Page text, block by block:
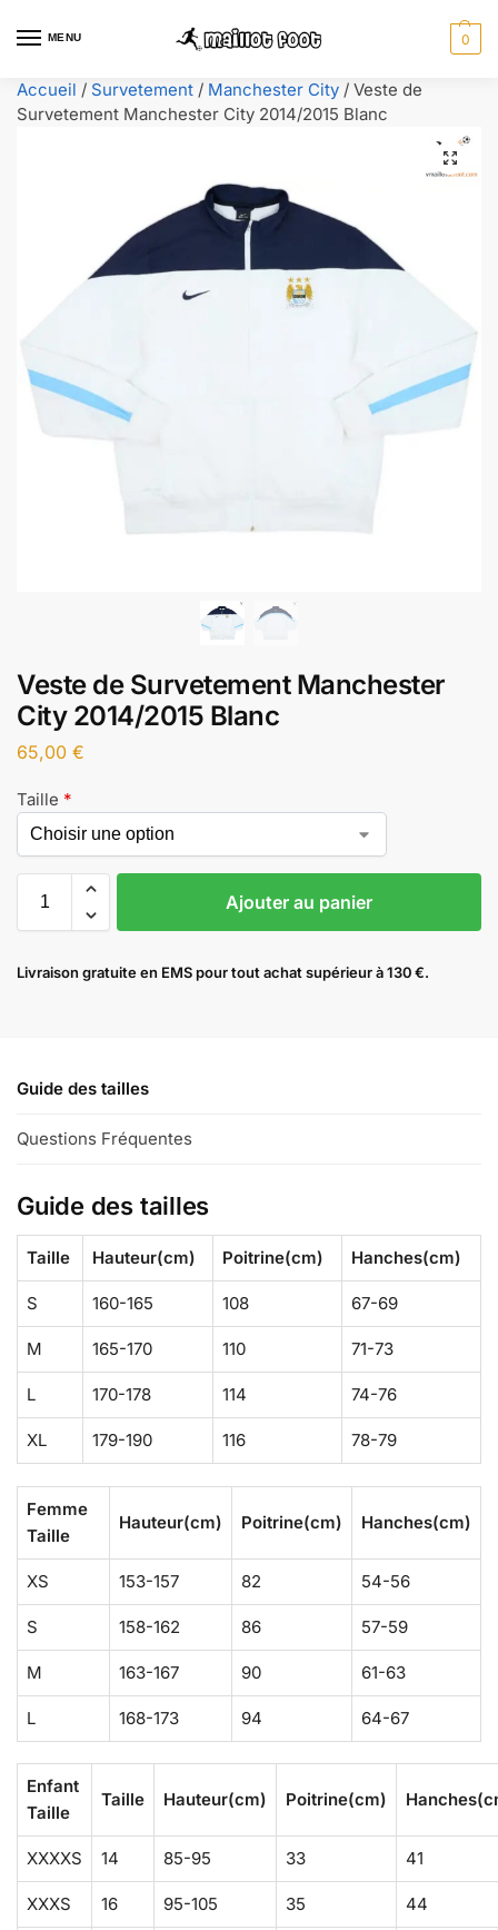
MENU 0
Accueil / Survetement / Manchester City / Veste de
Survetement Manchester City 2014/2015 Blanc
Veste de Survetement Manchester
City 2014/2015 Blanc
65,00 €
Taille *
Ajouter au panier
Livraison gratuite en EMS pour tout achat supérieur à 130 €.
Guide des tailles
Questions Fréquentes
Guide des tailles
Taille Hauteur(cm) Poitrine(cm) Hanches(cm)
S 160-165 108 67-69
M 165-170 110 71-73
L 170-178 114 74-76
XL 179-190 116 78-79
Femme
Taille
Hauteur(cm) Poitrine(cm) Hanches(cm)
XS 153-157 82 54-56
S 158-162 86 57-59
M 163-167 90 61-63
L 168-173 94 64-67
Enfant
Taille
Taille Hauteur(cm) Poitrine(cm)
XXXXS 14 85-95 33 41
XXXS 16 95-105 35 44